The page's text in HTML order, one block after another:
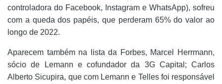
controladora do Facebook, Instagram e WhatsApp), sofreu
com a queda dos papéis, que perderam 65% do valor ao
longo de 2022.
Aparecem também na lista da Forbes, Marcel Herrmann,
sócio de Lemann e cofundador da 3G Capital; Carlos
Alberto Sicupira, que com Lemann e Telles foi responsável